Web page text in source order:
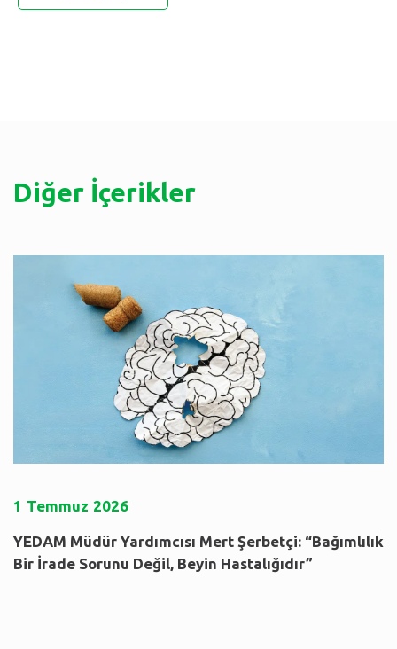
Diğer İçerikler
1 Temmuz 2026
YEDAM Müdür Yardımcısı Mert Şerbetçi: “Bağımlılık
Bir İrade Sorunu Değil, Beyin Hastalığıdır”